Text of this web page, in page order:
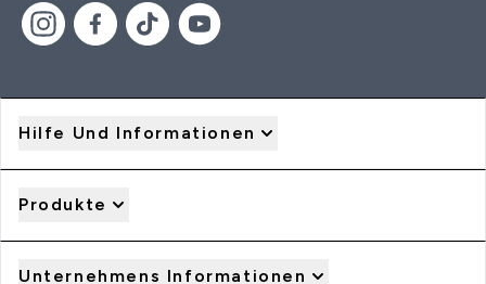
Hilfe Und Informationen
Produkte
Unternehmens Informationen